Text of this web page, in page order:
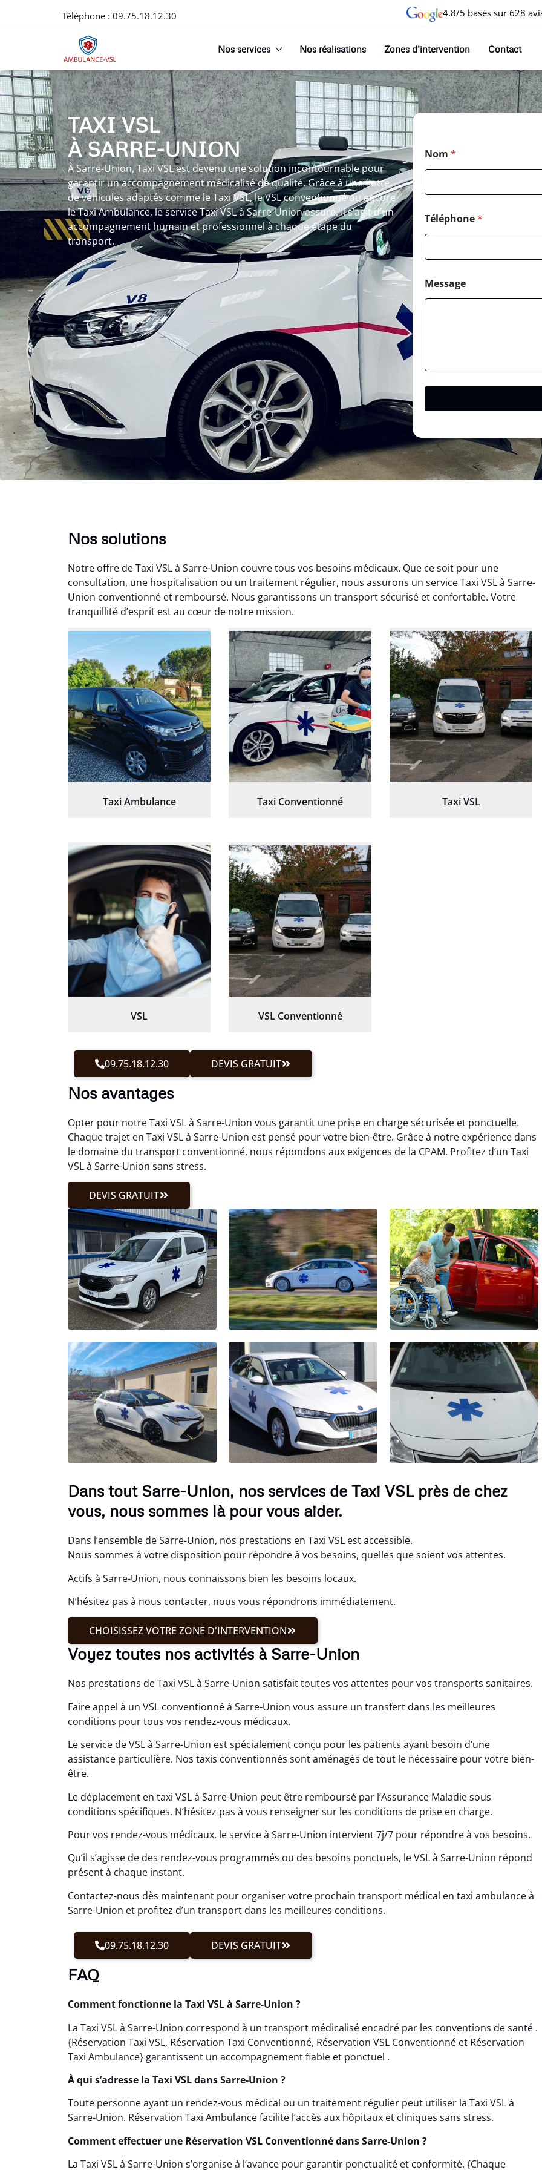
Téléphone : 09.75.18.12.30 4.8/5 basés sur 628
Nos services Nos réalisations Zones d’intervention Contact
TAXI VSL
À SARRE-UNION
À Sarre-Union, Taxi VSL est devenu une solution incontournable pour
garantir un accompagnement médicalisé de qualité. Grâce à une flotte
de véhicules adaptés comme le Taxi VSL, le VSL conventionné ou encore
le Taxi Ambulance, le service Taxi VSL à Sarre-Union assure. Il s’agit d’un
accompagnement humain et professionnel à chaque étape du
transport.
Nom *
Téléphone*
Message
Nos solutions
Notre offre de Taxi VSL à Sarre-Union couvre tous vos besoins médicaux. Que ce soit pour une
consultation, une hospitalisation ou un traitement régulier, nous assurons un service Taxi VSL à Sarre-
Union conventionné et remboursé. Nous garantissons un transport sécurisé et confortable. Votre
tranquillité d’esprit est au cœur de notre mission.
Taxi Ambulance Taxi Conventionné Taxi VSL
VSL VSL Conventionné
09.75.18.12.30 DEVIS GRATUIT
Nos avantages
Opter pour notre Taxi VSL à Sarre-Union vous garantit une prise en charge sécurisée et ponctuelle.
Chaque trajet en Taxi VSL à Sarre-Union est pensé pour votre bien-être. Grâce à notre expérience dans
le domaine du transport conventionné, nous répondons aux exigences de la CPAM. Profitez d’un Taxi
VSL à Sarre-Union sans stress.
DEVIS GRATUIT
Dans tout Sarre-Union, nos services de Taxi VSL près de chez
vous, nous sommes là pour vous aider.
Dans l’ensemble de Sarre-Union, nos prestations en Taxi VSL est accessible.
Nous sommes à votre disposition pour répondre à vos besoins, quelles que soient vos attentes.
Actifs à Sarre-Union, nous connaissons bien les besoins locaux.
N’hésitez pas à nous contacter, nous vous répondrons immédiatement.
CHOISISSEZ VOTRE ZONE D'INTERVENTION
Voyez toutes nos activités à Sarre-Union
Nos prestations de Taxi VSL à Sarre-Union satisfait toutes vos attentes pour vos transports sanitaires.
Faire appel à un VSL conventionné à Sarre-Union vous assure un transfert dans les meilleures
conditions pour tous vos rendez-vous médicaux.
Le service de VSL à Sarre-Union est spécialement conçu pour les patients ayant besoin d’une
assistance particulière. Nos taxis conventionnés sont aménagés de tout le nécessaire pour votre bien-
être.
Le déplacement en taxi VSL à Sarre-Union peut être remboursé par l’Assurance Maladie sous
conditions spécifiques. N’hésitez pas à vous renseigner sur les conditions de prise en charge.
Pour vos rendez-vous médicaux, le service à Sarre-Union intervient 7j/7 pour répondre à vos besoins.
Qu’il s’agisse de des rendez-vous programmés ou des besoins ponctuels, le VSL à Sarre-Union répond
présent à chaque instant.
Contactez-nous dès maintenant pour organiser votre prochain transport médical en taxi ambulance à
Sarre-Union et profitez d’un transport dans les meilleures conditions.
09.75.18.12.30 DEVIS GRATUIT
FAQ
Comment fonctionne la Taxi VSL à Sarre-Union ?
La Taxi VSL à Sarre-Union correspond à un transport médicalisé encadré par les conventions de santé .
{Réservation Taxi VSL, Réservation Taxi Conventionné, Réservation VSL Conventionné et Réservation
Taxi Ambulance} garantissent un accompagnement fiable et ponctuel .
À qui s’adresse la Taxi VSL dans Sarre-Union ?
Toute personne ayant un rendez-vous médical ou un traitement régulier peut utiliser la Taxi VSL à
Sarre-Union. Réservation Taxi Ambulance facilite l’accès aux hôpitaux et cliniques sans stress.
Comment effectuer une Réservation VSL Conventionné dans Sarre-Union ?
La Taxi VSL à Sarre-Union s’organise à l’avance pour garantir ponctualité et conformité. {Chaque
Arnaud Deschamps
30 janvier 2025
Très satisfait du transport,
tout s’est bien déroulé.
Chauffeur à l’écoute et
patient.
Jérémy Ferrand
8 septembre 2024
Transport ponctuel et
personnel très attentionné.
Très satisfait du service.